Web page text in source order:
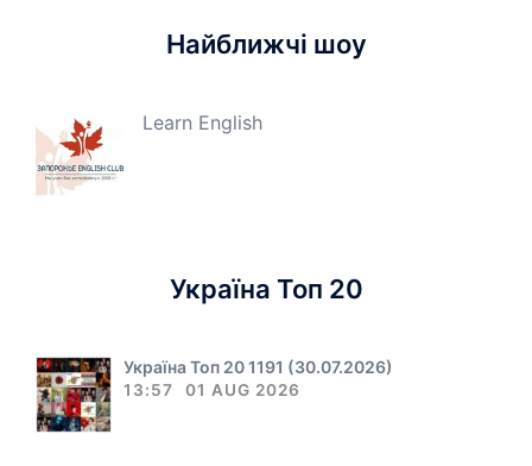
Найближчі шоу
Learn English
Україна Топ 20
Україна Топ 20 1191 (30.07.2026)
13:57 01 AUG 2026